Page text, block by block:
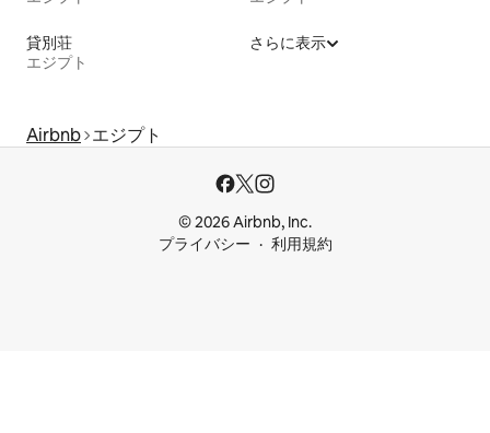
貸別荘
エジプト
さらに表示
Airbnb エジプト
© 2026 Airbnb, Inc.
プライバシー
利用規約